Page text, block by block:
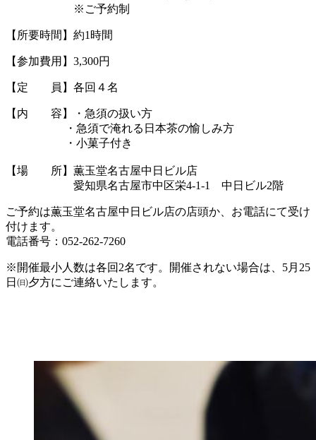
※ご予約制
【所要時間】約1時間
【参加費用】3,300円
【定 員】各回４名
【内 容】・急須の扱い方
・急須で淹れる日本茶の愉しみ方
・小菓子付き
【場 所】薫玉堂名古屋中日ビル店
愛知県名古屋市中区栄4-1-1 中日ビル2階
ご予約は薫玉堂名古屋中日ビル店の店頭か、お電話にて受け
付けます。
電話番号：052-262-7260
※開催最小人数は各回2名です。開催されない場合は、5月25
日㈰夕方にご連絡いたします。